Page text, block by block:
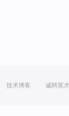
技术博客 诚聘英才